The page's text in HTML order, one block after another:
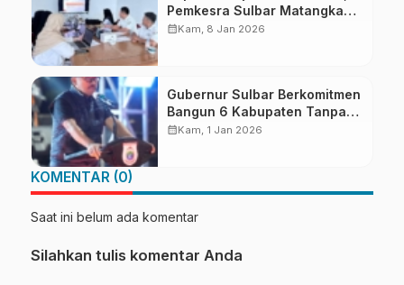
Pemkesra Sulbar Matangkan
Persiapan LKjIP dan LPPD
calendar_monthKam, 8 Jan 2026
Gubernur Sulbar Berkomitmen
Bangun 6 Kabupaten Tanpa
Pilih Kasih
calendar_monthKam, 1 Jan 2026
KOMENTAR (0)
Saat ini belum ada komentar
Silahkan tulis komentar Anda